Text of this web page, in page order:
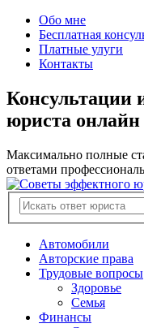
Обо мне
Бесплатная
Платные улуги
Контакты
Консультации
юриста онлайн
Максимально полные
ответами
Автомобили
Авторские права
Трудовые вопросы
Здоровье
Семья
Финансы